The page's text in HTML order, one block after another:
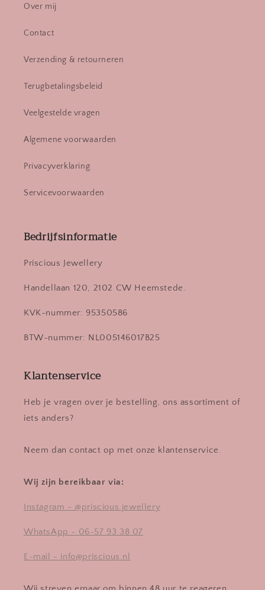
Over mij
Contact
Verzending & retourneren
Terugbetalingsbeleid
Veelgestelde vragen
Algemene voorwaarden
Privacyverklaring
Servicevoorwaarden
Bedrijfsinformatie
Priscious Jewellery
Handellaan 120, 2102 CW Heemstede.
KVK-nummer: 95350586
BTW-nummer: NL005146017B25
Klantenservice
Heb je vragen over je bestelling, ons assortiment of
iets anders?
Neem dan contact op met onze klantenservice.
Wij zijn bereikbaar via:
Instagram - @priscious.jewellery
WhatsApp - 06-57 93 38 07
E-mail - info@priscious.nl